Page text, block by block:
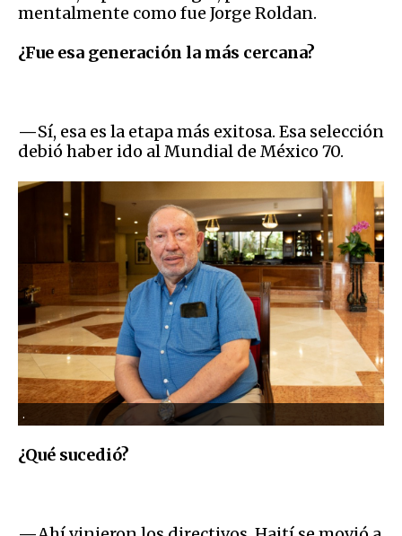
mentalmente como fue Jorge Roldan.
¿Fue esa generación la más cercana?
—Sí, esa es la etapa más exitosa. Esa selección
debió haber ido al Mundial de México 70.
.
¿Qué sucedió?